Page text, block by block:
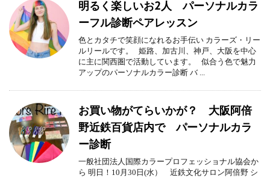
明るく楽しいお2人 パーソナルカラ
ーフル診断ペアレッスン
色とカタチで笑顔になれるお手伝い カラーズ・リー
ルリールです。 姫路、加古川、神戸、大阪を中心
に主に関西圏で活動しています。 似合う色で魅力
アップのパーソナルカラー診断 バ ...
お買い物がてらいかが？ 大阪阿倍
野近鉄百貨店内で パーソナルカラ
ー診断
一般社団法人国際カラープロフェッショナル協会か
ら 明日！10月30日(水） 近鉄文化サロン阿倍野 シ